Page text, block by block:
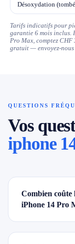
Désoxydation
Tarifs indicatifs pour
garantie 6 mois inclus.
Pro Max, comptez
gratuit — envoyez-nous
QUESTIONS
Vos
iphone
Combien
iPhone 14 Pro